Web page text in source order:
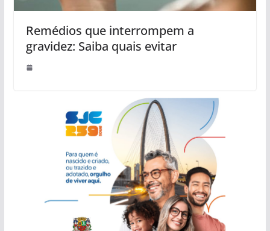
Remédios que interrompem a
gravidez: Saiba quais evitar